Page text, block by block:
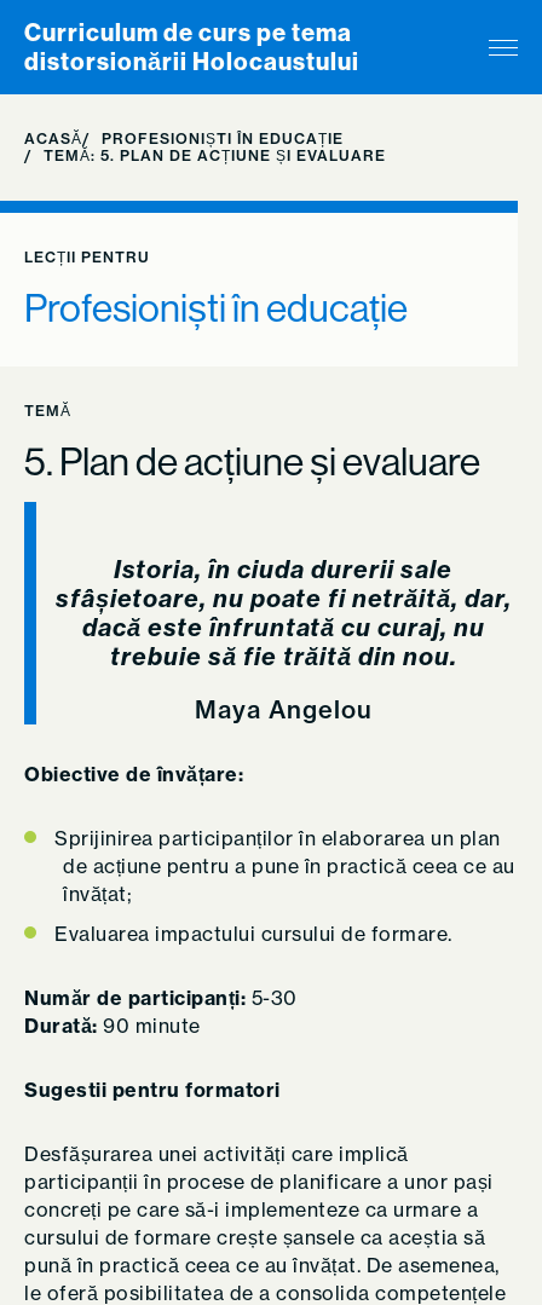
Skip to content
Curriculum de curs pe tema
distorsionării Holocaustului
ACASĂ
PROFESIONIȘTI ÎN EDUCAȚIE
TEMĂ: 5. PLAN DE ACȚIUNE ȘI EVALUARE
LECȚII PENTRU
Profesioniști în educație
TEMĂ
5. Plan de acțiune și evaluare
Istoria, în ciuda durerii sale
sfâșietoare, nu poate fi netrăită, dar,
dacă este înfruntată cu curaj, nu
trebuie să fie trăită din nou.
Maya Angelou
Obiective de învățare:
Sprijinirea participanților în elaborarea un plan
de acțiune pentru a pune în practică ceea ce au
învățat;
Evaluarea impactului cursului de formare.
Număr de participanți: 5-30
Durată: 90 minute
Sugestii pentru formatori
Desfășurarea unei activități care implică
participanții în procese de planificare a unor pași
concreți pe care să-i implementeze ca urmare a
cursului de formare crește șansele ca aceștia să
pună în practică ceea ce au învățat. De asemenea,
le oferă posibilitatea de a consolida competențele